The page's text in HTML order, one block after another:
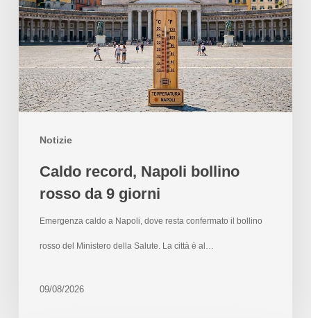
Notizie
Caldo record, Napoli bollino
rosso da 9 giorni
Emergenza caldo a Napoli, dove resta confermato il bollino
rosso del Ministero della Salute. La città è al…
09/08/2026